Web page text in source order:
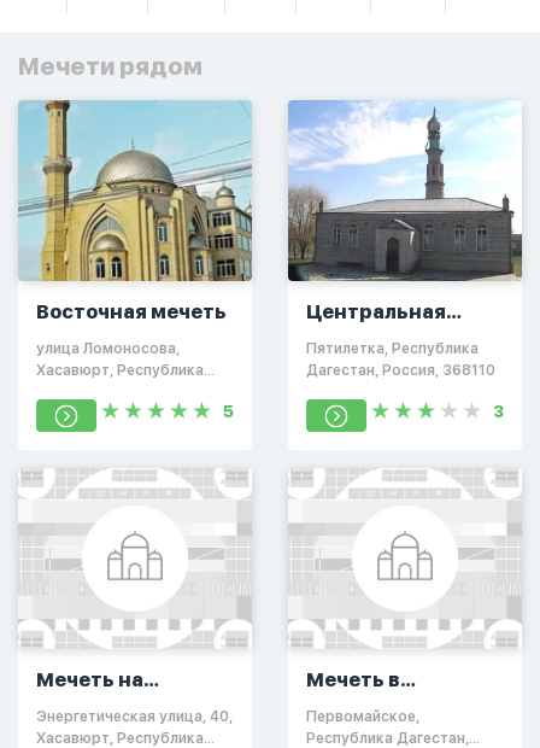
Мечети рядом
Восточная мечеть
улица Ломоносова,
Хасавюрт, Республика
5
Центральная
мечеть в селении
Пятилетка
Пятилетка, Республика
Дагестан, Россия, 368110
3
Мечеть на
Энергетической
Энергетическая улица, 40,
Хасавюрт, Республика
Мечеть в
Первомайском
Первомайское,
Республика Дагестан,